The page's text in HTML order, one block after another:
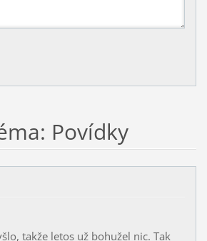
Povídky
takže letos už bohužel nic. Tak